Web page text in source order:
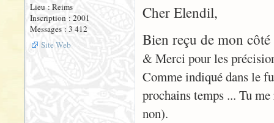
Lieu : Reims
Inscription : 2001
Messages : 3 412
Site Web
Cher Elendil,
Bien reçu de mon
& Merci pour les
Comme indiqué dans le
prochains temps ... Tu
non).